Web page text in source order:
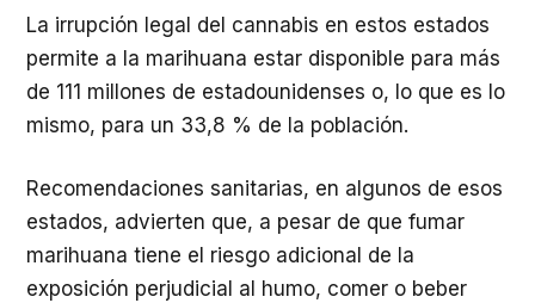
La irrupción legal del cannabis en estos estados
permite a la marihuana estar disponible para más
de 111 millones de estadounidenses o, lo que es lo
mismo, para un 33,8 % de la población.
Recomendaciones sanitarias, en algunos de esos
estados, advierten que, a pesar de que fumar
marihuana tiene el riesgo adicional de la
exposición perjudicial al humo, comer o beber